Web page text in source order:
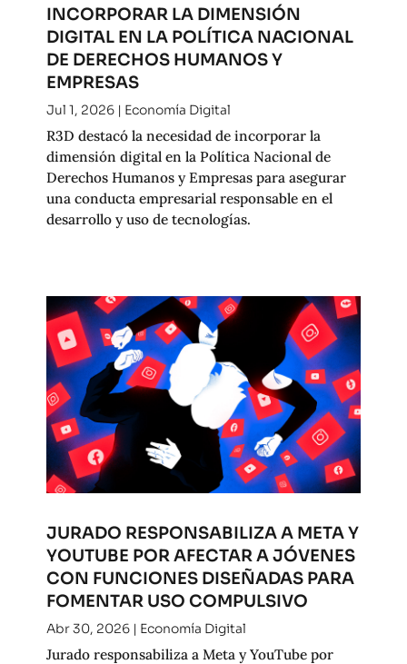
INCORPORAR LA DIMENSIÓN
DIGITAL EN LA POLÍTICA NACIONAL
DE DERECHOS HUMANOS Y
EMPRESAS
Jul 1, 2026| Economía Digital
R3D destacó la necesidad de incorporar la
dimensión digital en la Política Nacional de
Derechos Humanos y Empresas para asegurar
una conducta empresarial responsable en el
desarrollo y uso de tecnologías.
JURADO RESPONSABILIZA A META Y
YOUTUBE POR AFECTAR A JÓVENES
CON FUNCIONES DISEÑADAS PARA
FOMENTAR USO COMPULSIVO
Abr 30, 2026| Economía Digital
Jurado responsabiliza a Meta y YouTube por